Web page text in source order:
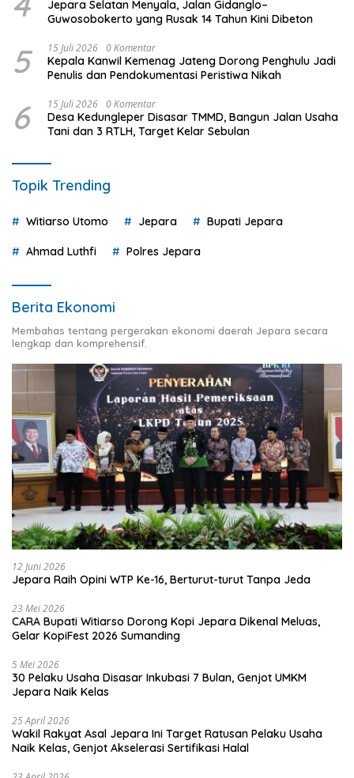
Jepara Selatan Menyala, Jalan Gidanglo–
Guwosobokerto yang Rusak 14 Tahun Kini Dibeton
5 15 Juli 2026 0 Komentar
Kepala Kanwil Kemenag Jateng Dorong Penghulu Jadi
Penulis dan Pendokumentasi Peristiwa Nikah
6 15 Juli 2026 0 Komentar
Desa Kedungleper Disasar TMMD, Bangun Jalan Usaha
Tani dan 3 RTLH, Target Kelar Sebulan
Topik Trending
Witiarso Utomo Jepara Bupati Jepara
Ahmad Luthfi Polres Jepara
Berita Ekonomi
Membahas tentang pergerakan ekonomi daerah Jepara secara
lengkap dan komprehensif.
12 Juni 2026
Jepara Raih Opini WTP Ke-16, Berturut-turut Tanpa Jeda
23 Mei 2026
CARA Bupati Witiarso Dorong Kopi Jepara Dikenal Meluas,
Gelar KopiFest 2026 Sumanding
5 Mei 2026
30 Pelaku Usaha Disasar Inkubasi 7 Bulan, Genjot UMKM
Jepara Naik Kelas
25 April 2026
Wakil Rakyat Asal Jepara Ini Target Ratusan Pelaku Usaha
Naik Kelas, Genjot Akselerasi Sertifikasi Halal